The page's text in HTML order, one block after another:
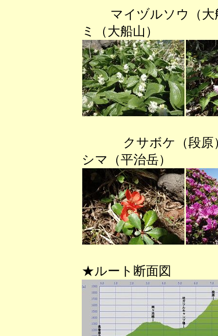
マイヅルソウ
ミ（大船山） タ
クサボケ（
シマ（平治岳）
★ルート断面図